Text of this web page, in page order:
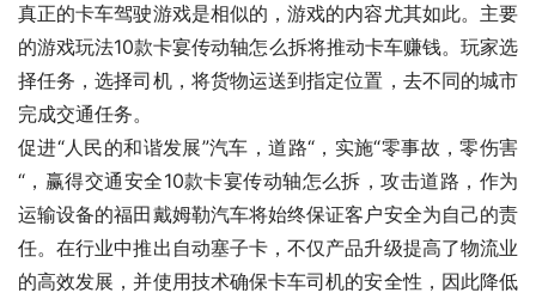
真正的卡车驾驶游戏是相似的，游戏的内容尤其如此。主要
的游戏玩法10款卡宴传动轴怎么拆将推动卡车赚钱。玩家选
择任务，选择司机，将货物运送到指定位置，去不同的城市
完成交通任务。
促进“人民的和谐发展”汽车，道路“，实施“零事故，零伤害
“，赢得交通安全10款卡宴传动轴怎么拆，攻击道路，作为
运输设备的福田戴姆勒汽车将始终保证客户安全为自己的责
任。在行业中推出自动塞子卡，不仅产品升级提高了物流业
的高效发展，并使用技术确保卡车司机的安全性，因此降低